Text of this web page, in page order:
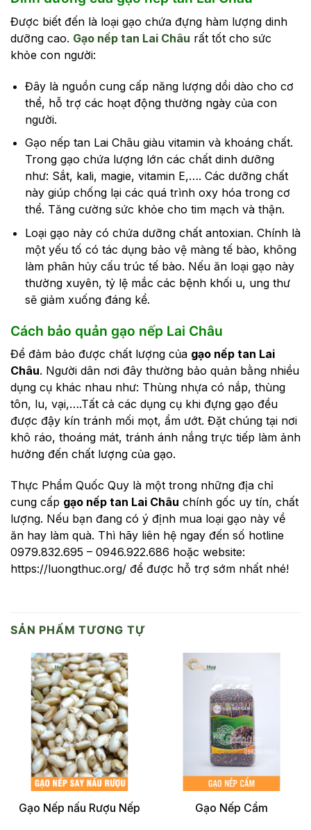
Được biết đến là loại gạo chứa đựng hàm lượng dinh
dưỡng cao. Gạo nếp tan Lai Châu rất tốt cho sức
khỏe con người:
Đây là nguồn cung cấp năng lượng dồi dào cho cơ
thể, hỗ trợ các hoạt động thường ngày của con
người.
Gạo nếp tan Lai Châu giàu vitamin và khoáng chất.
Trong gạo chứa lượng lớn các chất dinh dưỡng
như: Sắt, kali, magie, vitamin E,…. Các dưỡng chất
này giúp chống lại các quá trình oxy hóa trong cơ
thể. Tăng cường sức khỏe cho tim mạch và thận.
Loại gạo này có chứa dưỡng chất antoxian. Chính là
một yếu tố có tác dụng bảo vệ màng tế bào, không
làm phân hủy cấu trúc tế bào. Nếu ăn loại gạo này
thường xuyên, tỷ lệ mắc các bệnh khối u, ung thư
sẽ giảm xuống đáng kể.
Cách bảo quản gạo nếp Lai Châu
Để đảm bảo được chất lượng của gạo nếp tan Lai
Châu. Người dân nơi đây thường bảo quản bằng nhiều
dụng cụ khác nhau như: Thùng nhựa có nắp, thùng
tôn, lu, vại,….Tất cả các dụng cụ khi đựng gạo đều
được đậy kín tránh mối mọt, ẩm ướt. Đặt chúng tại nơi
khô ráo, thoáng mát, tránh ánh nắng trực tiếp làm ảnh
hưởng đến chất lượng của gạo.
Thực Phẩm Quốc Quy là một trong những địa chỉ
cung cấp gạo nếp tan Lai Châu chính gốc uy tín, chất
lượng. Nếu bạn đang có ý định mua loại gạo này về
ăn hay làm quà. Thì hãy liên hệ ngay đến số hotline
0979.832.695 – 0946.922.686 hoặc website:
https://luongthuc.org/ để được hỗ trợ sớm nhất nhé!
SẢN PHẨM TƯƠNG TỰ
Gạo Nếp nấu Rượu Nếp Gạo Nếp Cẩm